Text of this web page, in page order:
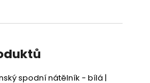
spodní nátělník - bílá |